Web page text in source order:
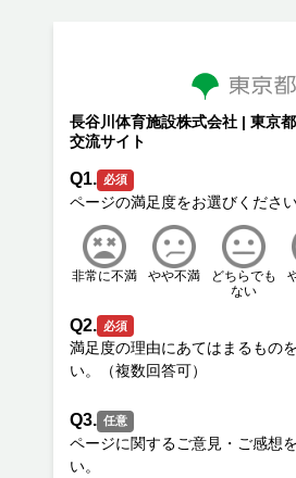
長谷川体育施設株式会社 | 東京
交流サイト
Q1. 必須
非常に不満 やや不満
どちらでも
ない
Q2. 必須
満足度の理由にあてはまるもの
Q3. 任意
ページに関するご意見・ご感想
い。